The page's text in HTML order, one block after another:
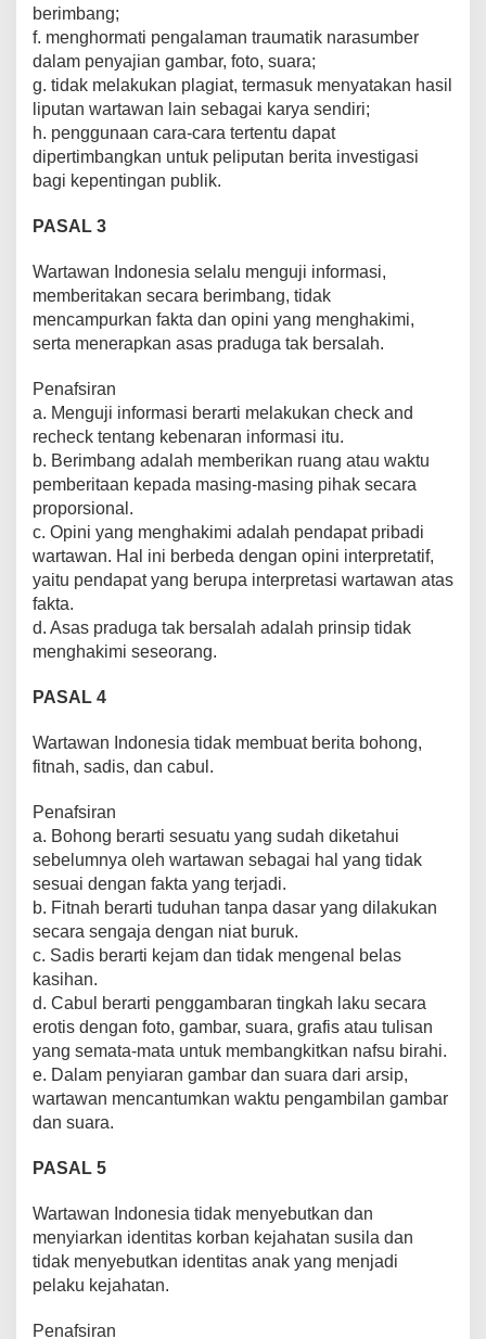
berimbang;
f. menghormati pengalaman traumatik narasumber
dalam penyajian gambar, foto, suara;
g. tidak melakukan plagiat, termasuk menyatakan hasil
liputan wartawan lain sebagai karya sendiri;
h. penggunaan cara-cara tertentu dapat
dipertimbangkan untuk peliputan berita investigasi
bagi kepentingan publik.
PASAL 3
Wartawan Indonesia selalu menguji informasi,
memberitakan secara berimbang, tidak
mencampurkan fakta dan opini yang menghakimi,
serta menerapkan asas praduga tak bersalah.
Penafsiran
a. Menguji informasi berarti melakukan check and
recheck tentang kebenaran informasi itu.
b. Berimbang adalah memberikan ruang atau waktu
pemberitaan kepada masing-masing pihak secara
proporsional.
c. Opini yang menghakimi adalah pendapat pribadi
wartawan. Hal ini berbeda dengan opini interpretatif,
yaitu pendapat yang berupa interpretasi wartawan atas
fakta.
d. Asas praduga tak bersalah adalah prinsip tidak
menghakimi seseorang.
PASAL 4
Wartawan Indonesia tidak membuat berita bohong,
fitnah, sadis, dan cabul.
Penafsiran
a. Bohong berarti sesuatu yang sudah diketahui
sebelumnya oleh wartawan sebagai hal yang tidak
sesuai dengan fakta yang terjadi.
b. Fitnah berarti tuduhan tanpa dasar yang dilakukan
secara sengaja dengan niat buruk.
c. Sadis berarti kejam dan tidak mengenal belas
kasihan.
d. Cabul berarti penggambaran tingkah laku secara
erotis dengan foto, gambar, suara, grafis atau tulisan
yang semata-mata untuk membangkitkan nafsu birahi.
e. Dalam penyiaran gambar dan suara dari arsip,
wartawan mencantumkan waktu pengambilan gambar
dan suara.
PASAL 5
Wartawan Indonesia tidak menyebutkan dan
menyiarkan identitas korban kejahatan susila dan
tidak menyebutkan identitas anak yang menjadi
pelaku kejahatan.
Penafsiran